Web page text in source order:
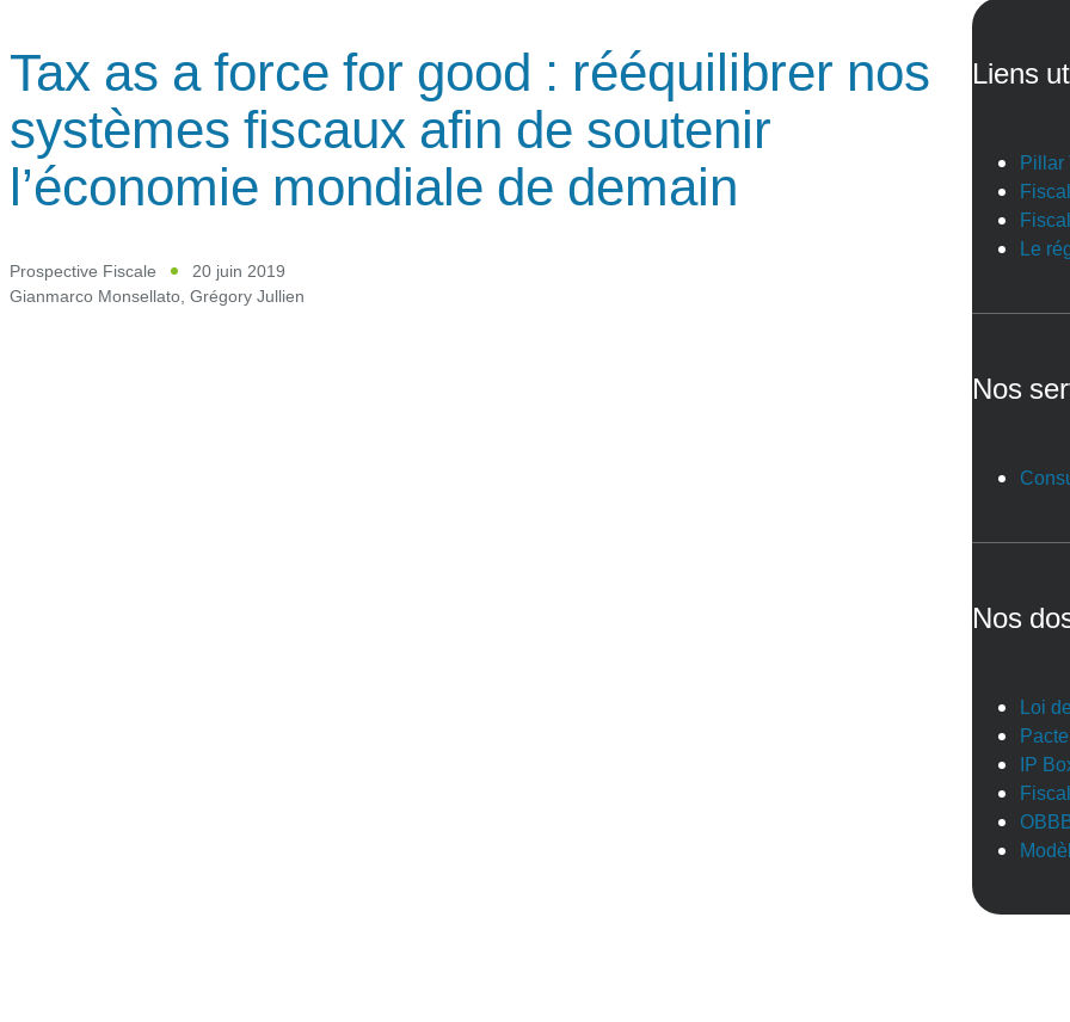
Tax as a force for good : rééquilibrer nos
systèmes fiscaux afin de soutenir
l’économie mondiale de demain
Prospective Fiscale
20 juin 2019
Gianmarco Monsellato, Grégory Jullien
Liens
Pillar
Le
Nos
Nos
Loi
IP